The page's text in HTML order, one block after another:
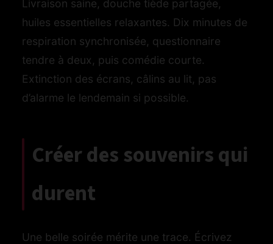
Livraison saine, douche tiède partagée,
huiles essentielles relaxantes. Dix minutes de
respiration synchronisée, questionnaire
tendre à deux, puis comédie courte.
Extinction des écrans, câlins au lit, pas
d’alarme le lendemain si possible.
Créer des souvenirs qui
durent
Une belle soirée mérite une trace. Écrivez